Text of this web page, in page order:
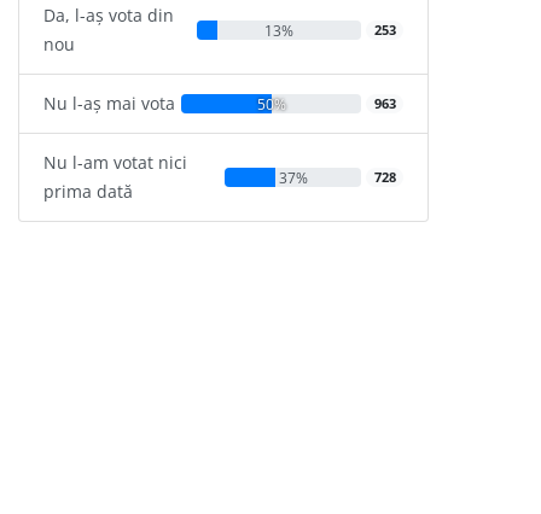
Da, l-aș vota din
nou
13% 253
Nu l-aș mai vota 50% 963
Nu l-am votat nici
prima dată
37% 728